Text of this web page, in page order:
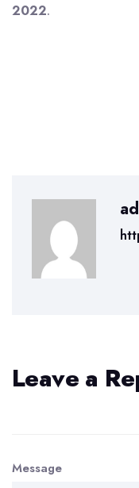
2022.
Leave a
Message